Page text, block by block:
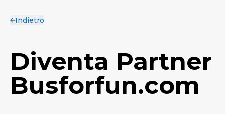
Indietro
Diventa Partner
Busforfun.com